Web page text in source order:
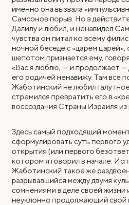
именно она вызвала
Самсонов порыв. Но в
Далилу и любил, и ненавидел
чувства он питал ко всему
ночной беседе с «царем
шепотом признается ему,
«Вас я люблю, — и продолжает
его родичей ненавижу. Там все
Жаботинский не любил
стремился превратить его в
воссоздания Страны Израиля из
Здесь самый подходящий
сформулировать суть первого
открытия (или первого
котором я говорил в начале.
Жаботинский такое же
разрывавшийся между двумя
сомнениями в деле своей жизни
неуклонно продолжающий свой